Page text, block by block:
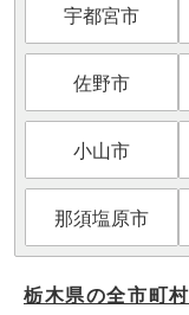
宇都宮市
佐野市
小山市
那須塩原市
栃木県の全市町